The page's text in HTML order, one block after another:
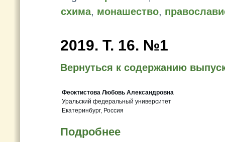
схима, монашество,
2019. Т. 16. №1
Вернуться к содержанию
Феоктистова Любовь Александровна
Уральский федеральный университет
Екатеринбург, Россия
Подробнее